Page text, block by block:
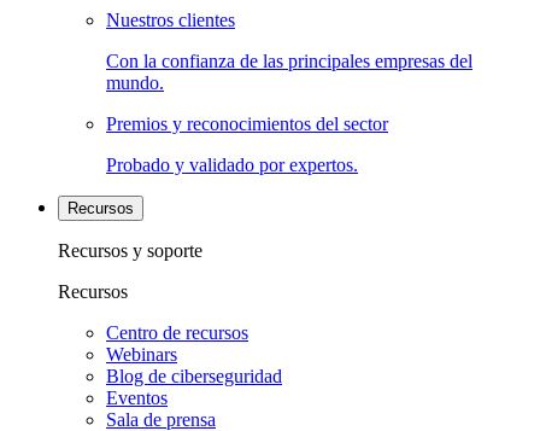
Nuestros clientes
Con la confianza de las principales empresas del
mundo.
Premios y reconocimientos del sector
Probado y validado por expertos.
Recursos
Recursos y soporte
Recursos
Centro de recursos
Webinars
Blog de ciberseguridad
Eventos
Sala de prensa